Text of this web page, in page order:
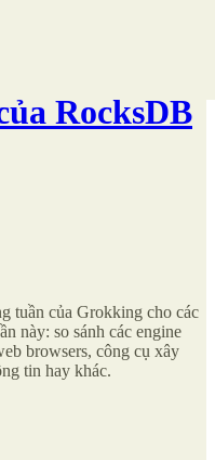
RocksDB
tuần của Grokking cho các
này: so sánh các engine
browsers, công cụ xây
tin hay khác.